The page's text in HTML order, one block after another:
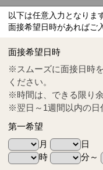
Tel
0570-55-0314
以下は任意入力となりま
面接希望日時があればご
面接希望日時
※スムーズに面接日時
ください。
※時間は、できる限り
※翌日～1週間以内の日
第一希望
月
日
時
分～